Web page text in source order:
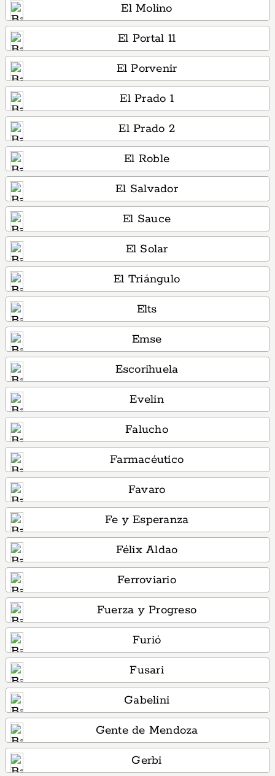
El Molino
El Portal 11
El Porvenir
El Prado 1
El Prado 2
El Roble
El Salvador
El Sauce
El Solar
El Triángulo
Elts
Emse
Escorihuela
Evelin
Falucho
Farmacéutico
Favaro
Fe y Esperanza
Félix Aldao
Ferroviario
Fuerza y Progreso
Furió
Fusari
Gabelini
Gente de Mendoza
Gerbi